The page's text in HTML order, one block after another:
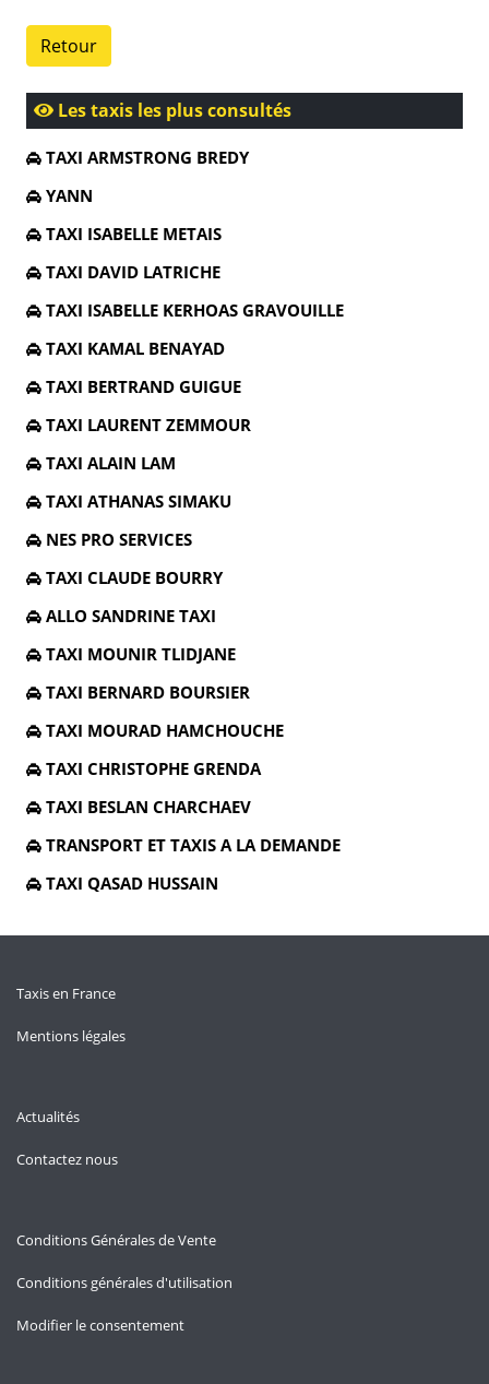
Retour
Les taxis les plus consultés
TAXI ARMSTRONG BREDY
YANN
TAXI ISABELLE METAIS
TAXI DAVID LATRICHE
TAXI ISABELLE KERHOAS GRAVOUILLE
TAXI KAMAL BENAYAD
TAXI BERTRAND GUIGUE
TAXI LAURENT ZEMMOUR
TAXI ALAIN LAM
TAXI ATHANAS SIMAKU
NES PRO SERVICES
TAXI CLAUDE BOURRY
ALLO SANDRINE TAXI
TAXI MOUNIR TLIDJANE
TAXI BERNARD BOURSIER
TAXI MOURAD HAMCHOUCHE
TAXI CHRISTOPHE GRENDA
TAXI BESLAN CHARCHAEV
TRANSPORT ET TAXIS A LA DEMANDE
TAXI QASAD HUSSAIN
Taxis en France
Mentions légales
Actualités
Contactez nous
Conditions Générales de Vente
Conditions générales d'utilisation
Modifier le consentement